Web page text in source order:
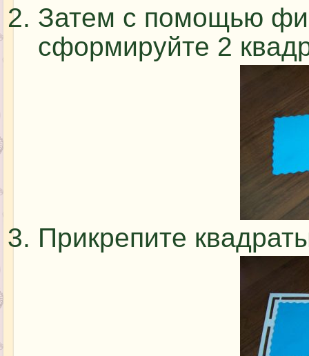
Затем с помощью
сформируйте 2
Прикрепите